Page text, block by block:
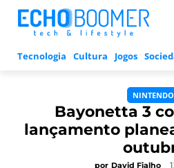
Tecnologia Cultura Jogos
NINTENDO
Bayonetta 3
lançamento
por David Fialho